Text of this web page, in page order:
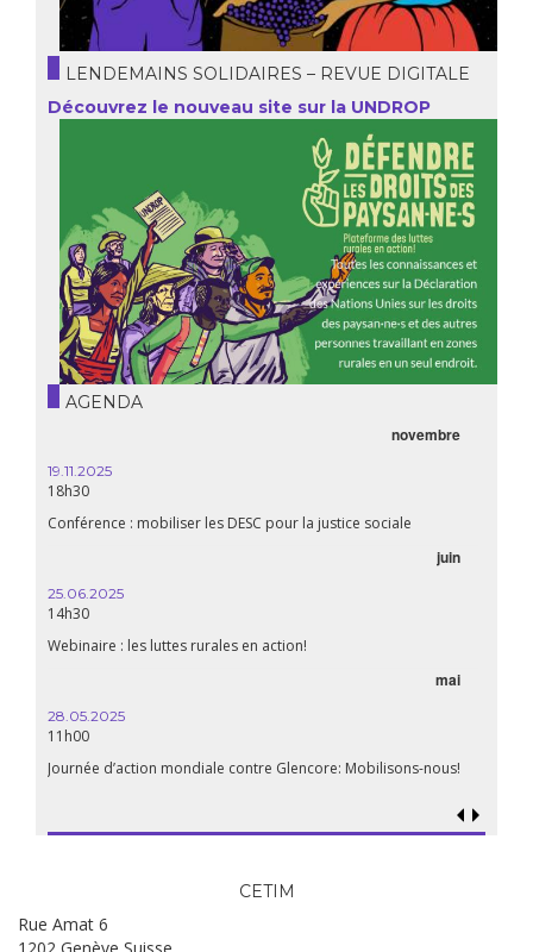
LENDEMAINS SOLIDAIRES – REVUE DIGITALE
Découvrez le nouveau site sur la UNDROP
AGENDA
novembre
19.11.2025
18h30
Conférence : mobiliser les DESC pour la justice sociale
juin
25.06.2025
14h30
Webinaire : les luttes rurales en action!
mai
28.05.2025
11h00
Journée d’action mondiale contre Glencore: Mobilisons-nous!
CETIM
Rue Amat 6